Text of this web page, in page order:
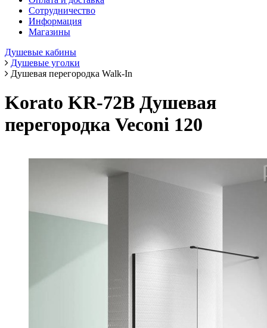
Сотрудничество
Информация
Магазины
Душевые кабины
Душевые уголки
Душевая перегородка Walk-In
Korato KR-72B Душевая
перегородка Veconi 120